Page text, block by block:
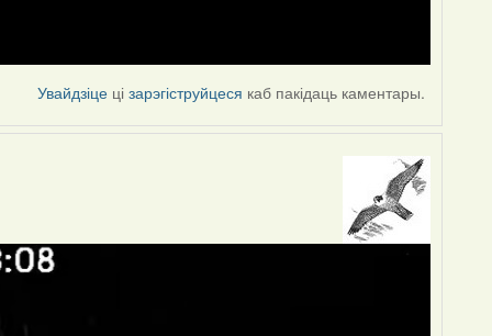
Увайдзіце цізарэгіструйцеся каб пакідаць каментары.